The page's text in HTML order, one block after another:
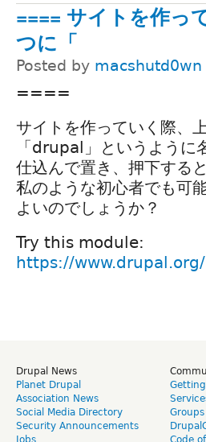
==== サイトを作っ
つに「
Posted by macshutd0wn
====
サイトを作っていく際、
「drupal」というよう
仕込んで置き、押下する
私のような初心者でも可
よいのでしょうか？
Try this module:
https://
Drupal News
Planet Drupal
Association News
Social Media Directory
Security Announcements
Jobs
Code